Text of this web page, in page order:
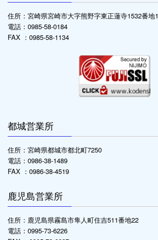
住所：宮崎県宮崎市大字熊野字東正蓮寺1532番地1
電話：0985-58-0184
FAX ：0985-58-1134
都城営業所
住所：宮崎県都城市都北町7250
電話：0986-38-1489
FAX ：0986-38-4519
鹿児島営業所
住所：鹿児島県霧島市隼人町住吉511番地22
電話：0995-73-6226